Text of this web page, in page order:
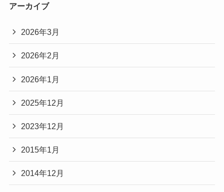
アーカイブ
2026年3月
2026年2月
2026年1月
2025年12月
2023年12月
2015年1月
2014年12月